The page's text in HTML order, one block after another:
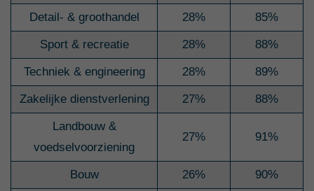
Detail- & groothandel 28% 85%
Sport & recreatie 28% 88%
Techniek & engineering 28% 89%
Zakelijke dienstverlening 27% 88%
Landbouw &
voedselvoorziening
27% 91%
Bouw 26% 90%